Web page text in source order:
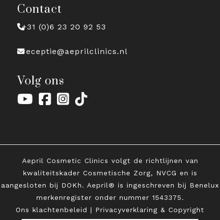
Contact
+31 (0)6 23 20 92 53
receptie@aeprilclinics.nl
Volg ons
Aepril Cosmetic Clinics volgt de richtlijnen van
kwaliteitskader Cosmetische Zorg, NVCG en is
aangesloten bij DOKh. Aepril® is ingeschreven bij Benelux
merkenregister onder nummer 1543375.
Ons klachtenbeleid | Privacyverklaring & Copyright